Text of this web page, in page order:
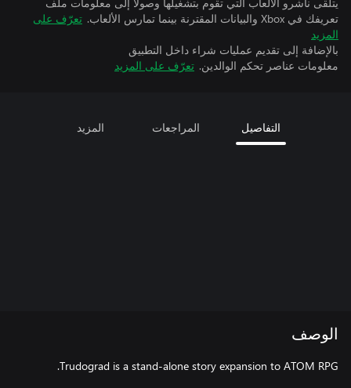
تعريفك في Xbox والبيانات المقترنة بينما تمارس الألعاب.
تعرّف على
المزيد
بالإضافة إلى تقديم عمليات شراء داخل التطبيق
معلومات عناصر تحكم الوالدين. تعرّف على المزيد
التفاصيل المراجعات المزيد
الوصف